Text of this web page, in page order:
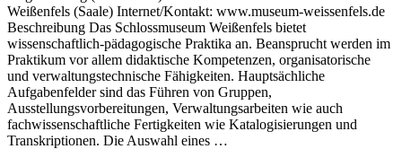
Weißenfels (Saale) Internet/Kontakt: www.museum-weissenfels.de
Beschreibung Das Schlossmuseum Weißenfels bietet
wissenschaftlich-pädagogische Praktika an. Beansprucht werden im
Praktikum vor allem didaktische Kompetenzen, organisatorische
und verwaltungstechnische Fähigkeiten. Hauptsächliche
Aufgabenfelder sind das Führen von Gruppen,
Ausstellungsvorbereitungen, Verwaltungsarbeiten wie auch
fachwissenschaftliche Fertigkeiten wie Katalogisierungen und
Transkriptionen. Die Auswahl eines …